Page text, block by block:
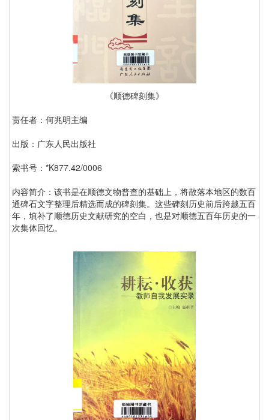
《顺德碑刻集》
责任者：何兆明主编
出版：广东人民出版社
索书号：*K877.42/0006
内容简介：该书是在顺德文物普查的基础上，将散落本地区的数百
通碑石文字整理后精选而成的碑刻集。这些碑刻历史前后跨越五百
年，填补了顺德历史文献研究的空白，也是对顺德五百年历史的一
次集体回忆。